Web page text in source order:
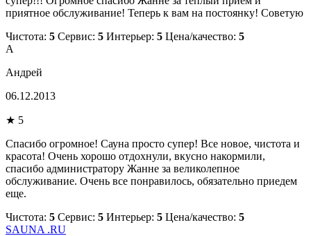
приятное обслуживание! Теперь к вам на постоянку! Советую
Чистота: 5 Сервис: 5 Интерьер: 5 Цена/качество: 5
А
Андрей
06.12.2013
★ 5
Спасибо огромное! Сауна просто супер! Все новое, чистота и
красота! Очень хорошо отдохнули, вкусно накормили,
спасибо администратору Жанне за великолепное
обслуживание. Очень все понравилось, обязательно приедем
еще.
Чистота: 5 Сервис: 5 Интерьер: 5 Цена/качество: 5
SAUNA .RU